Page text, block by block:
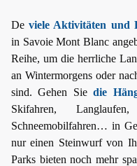
Deviele Aktivitäten und
in Savoie Mont Blanc
Reihe, um die herrliche
an Wintermorgens oder
sind. Gehen Siedie
Skifahren, Langlaufen,
Schneemobilfahren… in
nur einen Steinwurf von
Parks bieten noch mehr